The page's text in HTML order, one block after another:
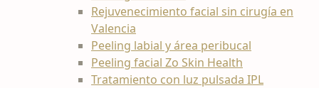
Rejuvenecimiento facial sin cirugía en
Valencia
Peeling labial y área peribucal
Peeling facial Zo Skin Health
Tratamiento con luz pulsada IPL